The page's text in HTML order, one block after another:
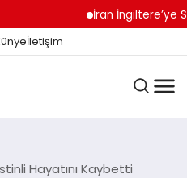
İran İngiltere’ye
İletişim
Hayatını Kaybetti